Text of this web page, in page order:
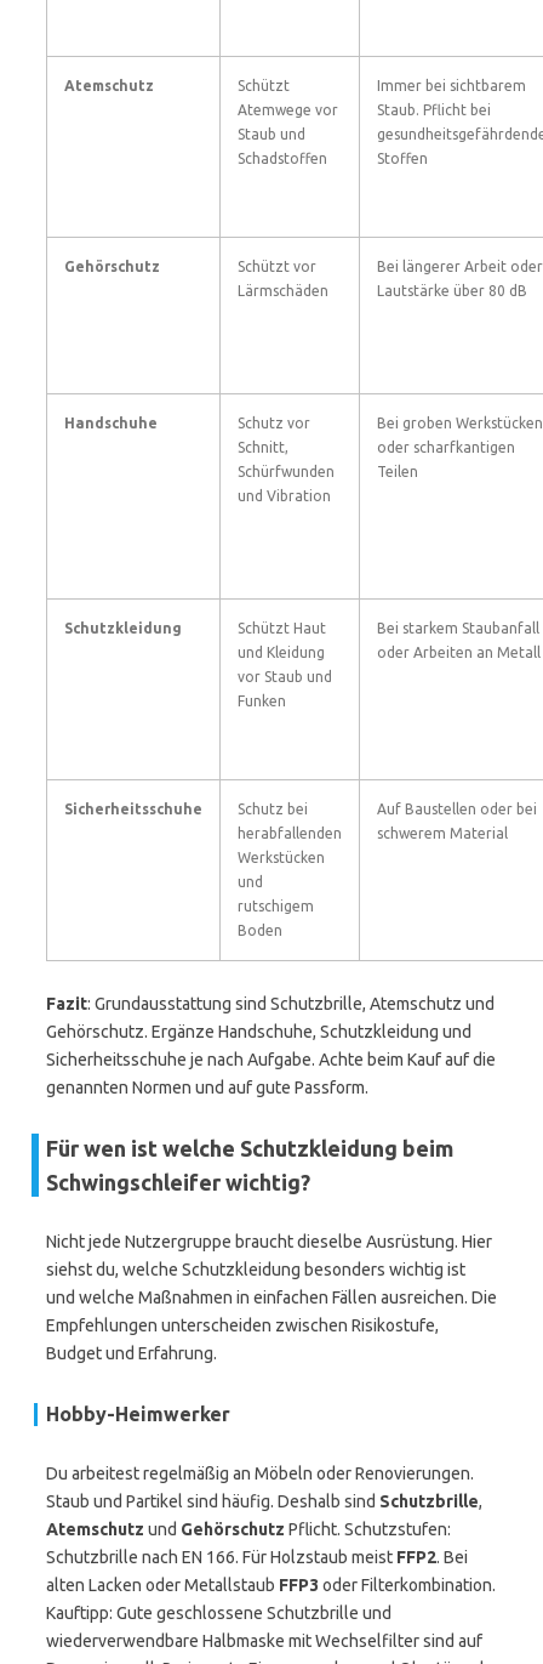
Atemschutz
Schützt
Atemwege vor
Staub und
Schadstoffen
Immer bei sichtbarem
Staub. Pflicht bei
Stoffen
Gehörschutz
Schützt vor
Lärmschäden
Bei längerer Arbeit oder
Lautstärke über 80 dB
Handschuhe
Schutz vor
Schnitt,
Schürfwunden
und Vibration
Bei groben Werkstücken
oder scharfkantigen
Teilen
Schutzkleidung
Schützt Haut
und Kleidung
vor Staub und
Funken
Bei starkem Staubanfall
oder Arbeiten an Metall
Sicherheitsschuhe
Schutz bei
herabfallenden
Werkstücken
und
rutschigem
Boden
Auf Baustellen oder bei
schwerem Material
Fazit: Grundausstattung sind Schutzbrille, Atemschutz und
Gehörschutz. Ergänze Handschuhe, Schutzkleidung und
Sicherheitsschuhe je nach Aufgabe. Achte beim Kauf auf die
genannten Normen und auf gute Passform.
Für wen ist welche Schutzkleidung beim
Schwingschleifer wichtig?
Nicht jede Nutzergruppe braucht dieselbe Ausrüstung. Hier
siehst du, welche Schutzkleidung besonders wichtig ist
und welche Maßnahmen in einfachen Fällen ausreichen. Die
Empfehlungen unterscheiden zwischen Risikostufe,
Budget und Erfahrung.
Hobby-Heimwerker
Du arbeitest regelmäßig an Möbeln oder Renovierungen.
Staub und Partikel sind häufig. Deshalb sind Schutzbrille,
Atemschutz und Gehörschutz Pflicht. Schutzstufen:
Schutzbrille nach EN 166. Für Holzstaub meist FFP2. Bei
alten Lacken oder Metallstaub FFP3 oder Filterkombination.
Kauftipp: Gute geschlossene Schutzbrille und
wiederverwendbare Halbmaske mit Wechselfilter sind auf